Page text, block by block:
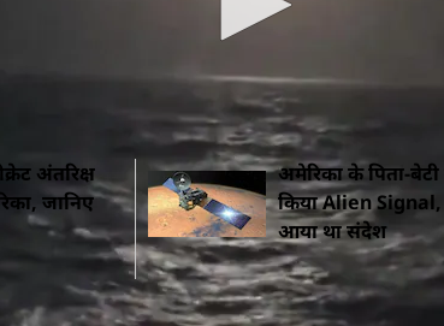
अंतरिक्ष
जानिए
अमेरिका के पिता-
किया Alien
आया था संदेश